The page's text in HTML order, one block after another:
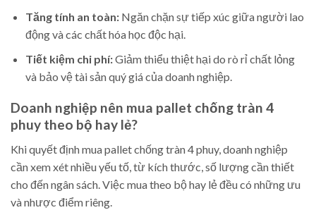
Tăng tính an toàn:Ngăn chặn sự tiếp xúc giữa người lao
động và các chất hóa học độc hại.
Tiết kiệm chi phí:Giảm thiểu thiệt hại do rò rỉ chất lỏng
và bảo vệ tài sản quý giá của doanh nghiệp.
Doanh nghiệp nên mua pallet chống tràn 4
phuy theo bộ hay lẻ?
Khi quyết định mua pallet chống tràn 4 phuy, doanh nghiệp
cần xem xét nhiều yếu tố, từ kích thước, số lượng cần thiết
cho đến ngân sách. Việc mua theo bộ hay lẻ đều có những ưu
và nhược điểm riêng.